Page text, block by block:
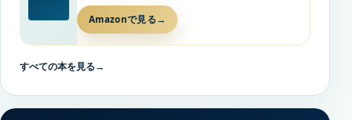
Amazonで見る →
すべての本を見る→